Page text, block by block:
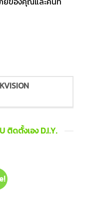
ติดตั้งเอง D.I.Y.